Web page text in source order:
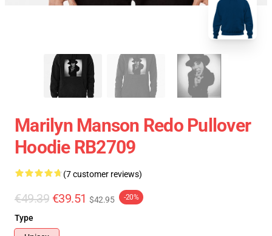
Marilyn Manson Redo Pullover
Hoodie RB2709
(7 customer reviews)
€49.39 €39.51 $42.95 -20%
Type